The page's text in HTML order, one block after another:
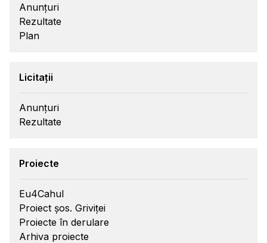
Anunțuri
Rezultate
Plan
Licitații
Anunțuri
Rezultate
Proiecte
Eu4Cahul
Proiect șos. Griviței
Proiecte în derulare
Arhiva proiecte